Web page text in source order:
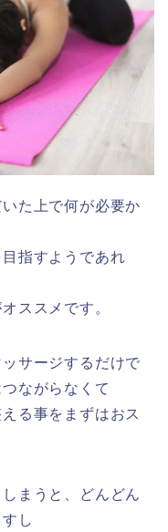
た上で何が必要か
指すようであれ
ススメです。
サージするだけで
ながらなくて
る事をまずはおス
まうと、どんどん
し